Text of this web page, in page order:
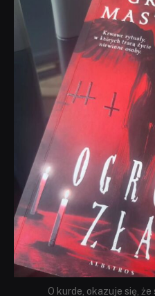
O kurde, okazuje się,